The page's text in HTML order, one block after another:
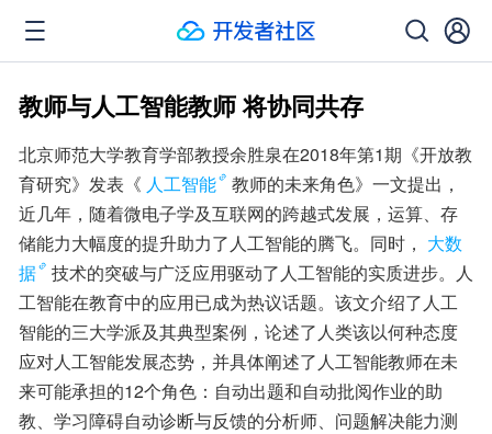
教师与人工智能教师 将协同共存
北京师范大学教育学部教授余胜泉在2018年第1期《开放教
育研究》发表《 人工智能
教师的未来角色》一文提出，
近几年，随着微电子学及互联网的跨越式发展，运算、存
储能力大幅度的提升助力了人工智能的腾飞。同时， 大数
据
技术的突破与广泛应用驱动了人工智能的实质进步。人
工智能在教育中的应用已成为热议话题。该文介绍了人工
智能的三大学派及其典型案例，论述了人类该以何种态度
应对人工智能发展态势，并具体阐述了人工智能教师在未
来可能承担的12个角色：自动出题和自动批阅作业的助
教、学习障碍自动诊断与反馈的分析师、问题解决能力测